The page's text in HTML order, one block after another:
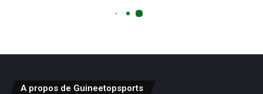
A propos de Guineetopsports